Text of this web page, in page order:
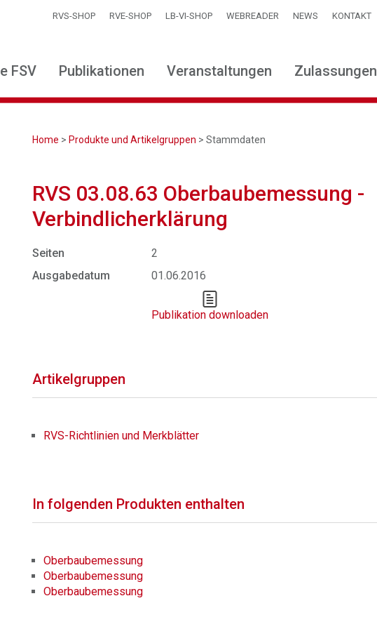
RVS-SHOP RVE-SHOP LB-VI-SHOP WEBREADER NEWS KONTAKT
FSV Publikationen Veranstaltungen Zulassungen
Home > Produkte und Artikelgruppen > Stammdaten
RVS 03.08.63 Oberbaubemessung -
Verbindlicherklärung
Seiten
2
Ausgabedatum
01.06.2016
Publikation downloaden
Artikelgruppen
RVS-Richtlinien und Merkblätter
In folgenden Produkten enthalten
Oberbaubemessung
Oberbaubemessung
Oberbaubemessung